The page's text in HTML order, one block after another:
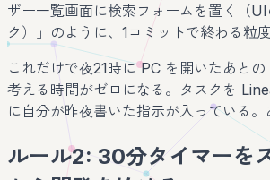
ザー一覧画面に検索フォームを置く（
ク）」のように、1コミットで終わる粒
これだけで夜21時に PC を開いたあと
考える時間がゼロになる。タスクを
に自分が昨夜書いた指示が入っている。
ルール2: 30分タイマーを